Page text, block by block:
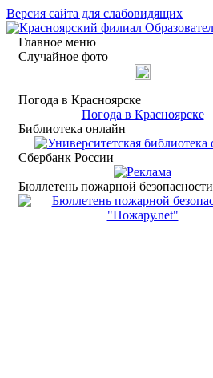
Версия сайта для слабовидящих
Главное меню
Случайное фото
Погода в Красноярске
Погода в Красноярске
Библиотека онлайн
Сбербанк России
Бюллетень пожарной безопасности